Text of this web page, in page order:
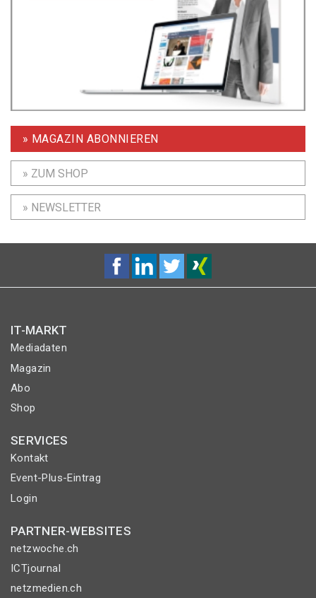
» MAGAZIN ABONNIEREN
» ZUM SHOP
» NEWSLETTER
IT-MARKT
Mediadaten
Magazin
Abo
Shop
SERVICES
Kontakt
Event-Plus-Eintrag
Login
PARTNER-WEBSITES
netzwoche.ch
ICTjournal
netzmedien.ch